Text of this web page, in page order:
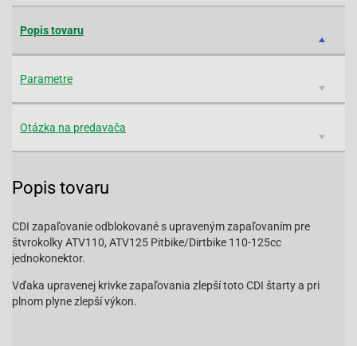
Popis tovaru
Parametre
Otázka na predavača
Popis tovaru
CDI zapaľovanie odblokované s upraveným zapaľovaním pre
štvrokolky ATV110, ATV125 Pitbike/Dirtbike 110-125cc
jednokonektor.
Vďaka upravenej krivke zapaľovania zlepší toto CDI štarty a pri
plnom plyne zlepší výkon.